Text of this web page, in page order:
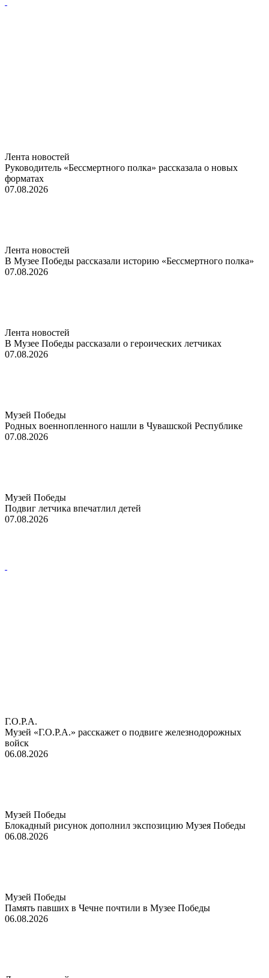
Лента новостей
Руководитель «Бессмертного полка» рассказала о новых
форматах
07.08.2026
Лента новостей
В Музее Победы рассказали историю «Бессмертного полка»
07.08.2026
Лента новостей
В Музее Победы рассказали о героических летчиках
07.08.2026
Музей Победы
Родных военнопленного нашли в Чувашской Республике
07.08.2026
Музей Победы
Подвиг летчика впечатлил детей
07.08.2026
Г.О.Р.А.
Музей «Г.О.Р.А.» расскажет о подвиге железнодорожных
войск
06.08.2026
Музей Победы
Блокадный рисунок дополнил экспозицию Музея Победы
06.08.2026
Музей Победы
Память павших в Чечне почтили в Музее Победы
06.08.2026